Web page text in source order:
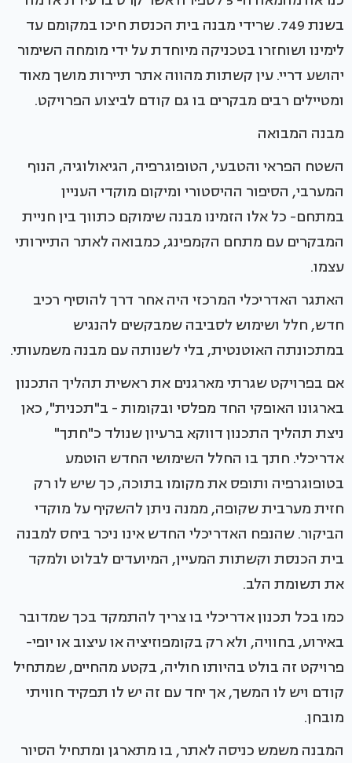
בשנת 749. שרידי מבנה בית הכנסת חיכו במקומם עד
לימינו ושוחזרו בטכניקה מיוחדת על ידי מומחה השימור
יהושע דריי. עין קשתות מהווה אתר תיירות מושך מאוד
ומטיילים רבים מבקרים בו גם קודם לביצוע הפרויקט.
מבנה המבואה
השטח הפראי והטבעי, הטופוגרפיה, הגיאולוגיה, הנוף
המערבי, הסיפור ההיסטורי ומיקום מוקדי העניין
במתחם- כל אלו הזמינו מבנה שימוקם כתווך בין חניית
המבקרים עם מתחם הקמפינג, כמבואה לאתר התיירותי
עצמו.
האתגר האדריכלי המרכזי היה אחר דרך להוסיף רכיב
חדש, חלל ושימוש לסביבה שמבקשים להנגיש
במתכונתה האוטנטית, בלי לשנותה עם מבנה משמעותי.
אם בפרויקט שגרתי מארגנים את ראשית תהליך התכנון
בארגונו האופקי החד מפלסי ובקומות - ב"תכנית", כאן
ניצת תהליך התכנון דווקא ברעיון שנולד כ"חתך"
אדריכלי. חתך בו החלל השימושי החדש הוטמע
בטופוגרפיה ותופס את מקומו בתוכה, כך שיש לו רק
חזית מערבית שקופה, ממנה ניתן להשקיף על מוקדי
הביקור. שהנפח האדריכלי החדש אינו ניכר ביחס למבנה
בית הכנסת וקשתות המעיין, המיועדים לבלוט ולמקד
את תשומת הלב.
כמו בכל תכנון אדריכלי בו צריך להתמקד בכך שמדובר
באירוע, בחוויה, ולא רק בקומפוזיציה או עיצוב או יופי-
פרויקט זה בולט בהיותו חוליה, בקטע מהחיים, שמתחיל
קודם ויש לו המשך, אך יחד עם זה יש לו תפקיד חוויתי
מובחן.
המבנה משמש כניסה לאתר, בו מתארגן ומתחיל הסיור